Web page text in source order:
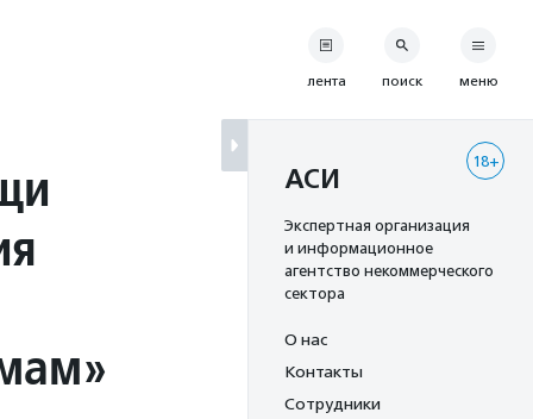
лента поиск меню
18+
АСИ
Экспертная организация
и информационное
агентство некоммерческого
сектора
О нас
Контакты
Сотрудники